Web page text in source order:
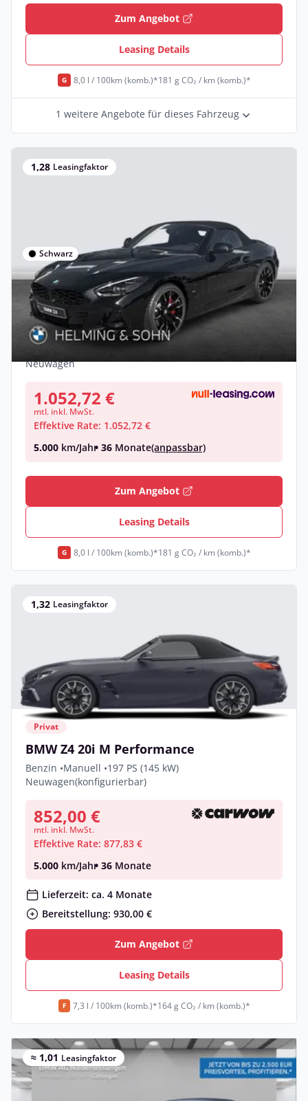
Zum Angebot
Leasing Details
G 8,0 l / 100km (komb.)*181 g CO₂ / km (komb.)*
1 weitere Angebote für dieses Fahrzeug
1,28 Leasingfaktor
Schwarz
Privat & Gewerbe
BMW Z4 M40i Head-Up HK HiFi DAB LED
WLAN RFK Shz
Benzin •
Neuwagen
1.052,72 €
mtl. inkl. MwSt.
Effektive Rate: 1.052,72 €
5.000 km/Jahr• 36 Monate(anpassbar)
Zum Angebot
Leasing Details
G 8,0 l / 100km (komb.)*181 g CO₂ / km (komb.)*
1,32 Leasingfaktor
Privat
BMW Z4 20i M Performance
Benzin •Manuell •197 PS (145 kW)
Neuwagen(konfigurierbar)
852,00 €
mtl. inkl. MwSt.
Effektive Rate: 877,83 €
5.000 km/Jahr• 36 Monate
Lieferzeit: ca. 4 Monate
Bereitstellung: 930,00 €
Zum Angebot
Leasing Details
F 7,3 l / 100km (komb.)*164 g CO₂ / km (komb.)*
≈ 1,01 Leasingfaktor